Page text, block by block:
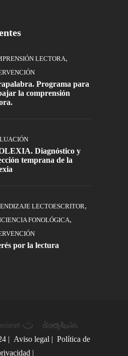
LECTORA,
Programa para
la comprensión
Diagnóstico y
temprana de la
LECTOESCRITOR,
FONOLÓGICA,
por la lectura
| Aviso legal | Política de
|